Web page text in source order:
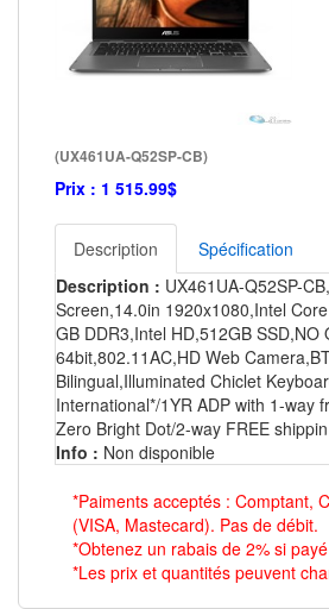
(UX461UA-Q52SP-CB)
Prix : 1 515.99$
Description
Spécification
Description : UX461UA-Q52SP-
Screen,14.0in 1920x1080,Intel
GB DDR3,Intel HD,512GB SSD,NO
64bit,802.11AC,HD Web
Bilingual,Illuminated Chiclet
International*/1YR ADP with 1-way
Zero Bright Dot/2-way FREE shippin
Info : Non disponible
*Paiments acceptés : Comptant,
(VISA, Mastecard). Pas de débit.
*Obtenez un rabais de 2% si
*Les prix et quantités peuvent